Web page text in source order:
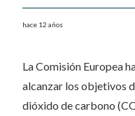
hace 12 años
La Comisión Europea
alcanzar los objetivos
dióxido de carbono